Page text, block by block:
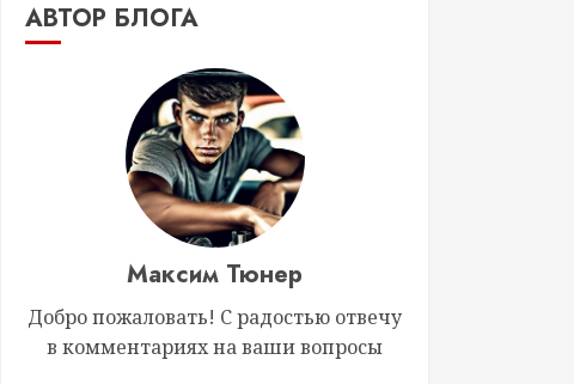
АВТОР БЛОГА
Максим Тюнер
Добро пожаловать! С радостью отвечу
в комментариях на ваши вопросы